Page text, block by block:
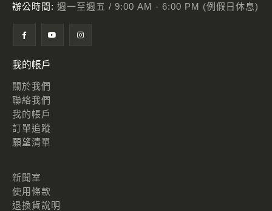
辦公時間: 週一至週五 / 9:00 AM - 6:00 PM (例假日休息)
我的帳戶
關於我們
聯絡我們
我的帳戶
訂單追蹤
願望清單
新聞室
使用條款
退換貨說明